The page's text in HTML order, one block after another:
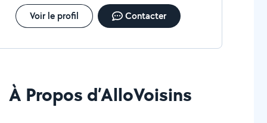
Voir le profil Contacter
À Propos d’AlloVoisins